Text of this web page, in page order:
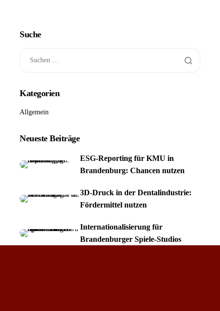
Suche
Kategorien
Allgemein
Neueste Beiträge
ESG-Reporting für KMU in
Brandenburg: Chancen nutzen
3D-Druck in der Dentalindustrie:
Fördermittel nutzen
Internationalisierung für
Brandenburger Spiele-Studios